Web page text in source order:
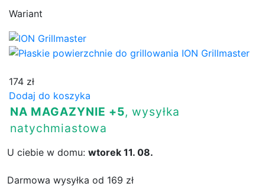
Wariant
174 zł
Dodaj do koszyka
NA MAGAZYNIE +5, wysyłka
natychmiastowa
U ciebie w domu: wtorek 11. 08.
Darmowa wysyłka od 169 zł